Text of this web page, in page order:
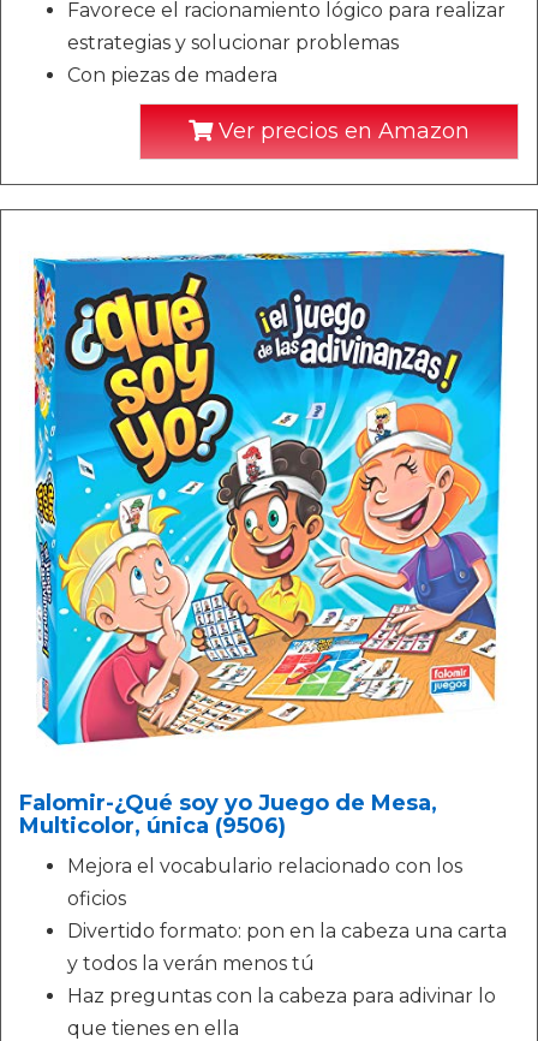
Favorece el racionamiento lógico para realizar
estrategias y solucionar problemas
Con piezas de madera
Ver precios en Amazon
Falomir-¿Qué soy yo Juego de Mesa,
Multicolor, única (9506)
Mejora el vocabulario relacionado con los
oficios
Divertido formato: pon en la cabeza una carta
y todos la verán menos tú
Haz preguntas con la cabeza para adivinar lo
que tienes en ella